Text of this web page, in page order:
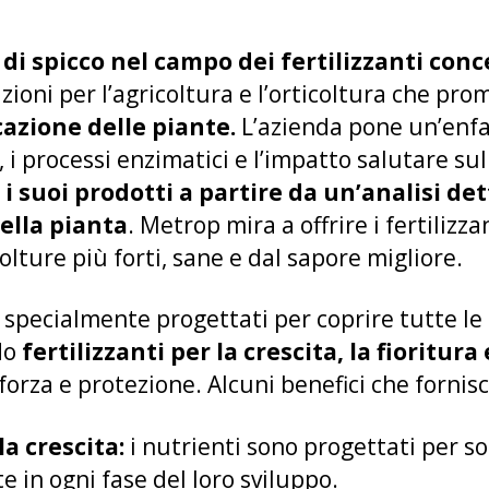
spicco nel campo dei fertilizzanti
per l’agricoltura e l’orticoltura che
delle piante. L’azienda pone
processi enzimatici e l’impatto salutare
suoi prodotti a partire da un’analisi
pianta. Metrop mira a offrire i
più forti, sane e dal sapore migliore.
progettati per coprire tutte le
fertilizzanti per la crescita, la fioritura
e protezione. Alcuni benefici che
crescita: i nutrienti sono progettati per
in ogni fase del loro sviluppo.